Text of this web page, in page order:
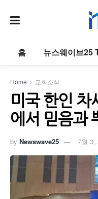
홈 뉴스웨이브25
Home 교회소식
미국 한인 차
에서 믿음과
by Newswave25 7월 3,